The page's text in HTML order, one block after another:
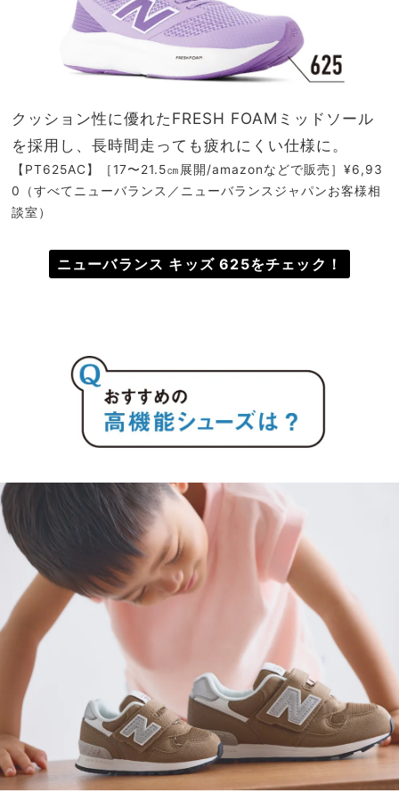
クッション性に優れたFRESH FOAMミッドソール
を採用し、長時間走っても疲れにくい仕様に。
【PT625AC】［17〜21.5㎝展開/amazonなどで販売］¥6,93
0（すべてニューバランス／ニューバランスジャパンお客様相
談室）
ニューバランス キッズ 625をチェック！